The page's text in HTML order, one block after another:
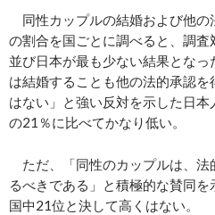
同性カップルの結婚および他の
の割合を国ごとに調べると、調
並び日本が最も少ない結果とな
は結婚することも他の法的承認
はない」と強い反対を示した日
の21％に比べてかなり低い。
ただ、「同性のカップルは、法
るべきである」と積極的な賛同
国中21位と決して高くはない。